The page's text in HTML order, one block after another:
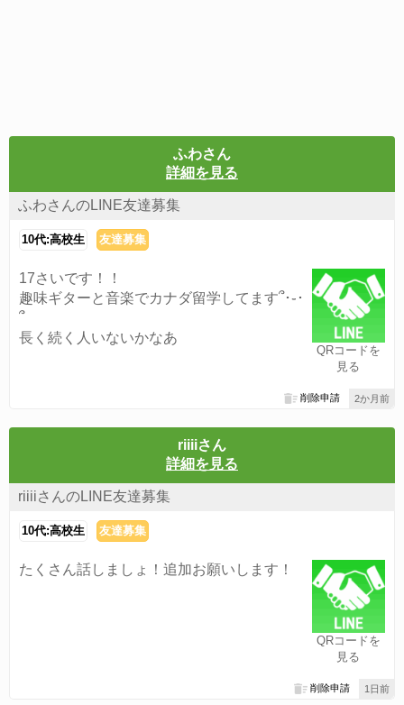
ふわさん
詳細を見る
ふわさんのLINE友達募集
10代:高校生 友達募集
QRコードを
見る
17さいです！！
趣味ギターと音楽でカナダ留学してます՞･֊･
՞
長く続く人いないかなあ
2か月前
削除申請
riiiiさん
詳細を見る
riiiiさんのLINE友達募集
10代:高校生 友達募集
QRコードを
見る
たくさん話しましょ！追加お願いします！
1日前
削除申請